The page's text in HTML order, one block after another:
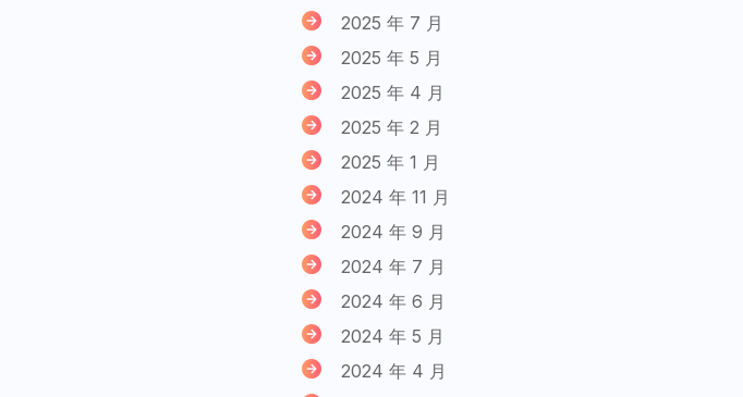
2025 年 7 月
2025 年 5 月
2025 年 4 月
2025 年 2 月
2025 年 1 月
2024 年 11 月
2024 年 9 月
2024 年 7 月
2024 年 6 月
2024 年 5 月
2024 年 4 月